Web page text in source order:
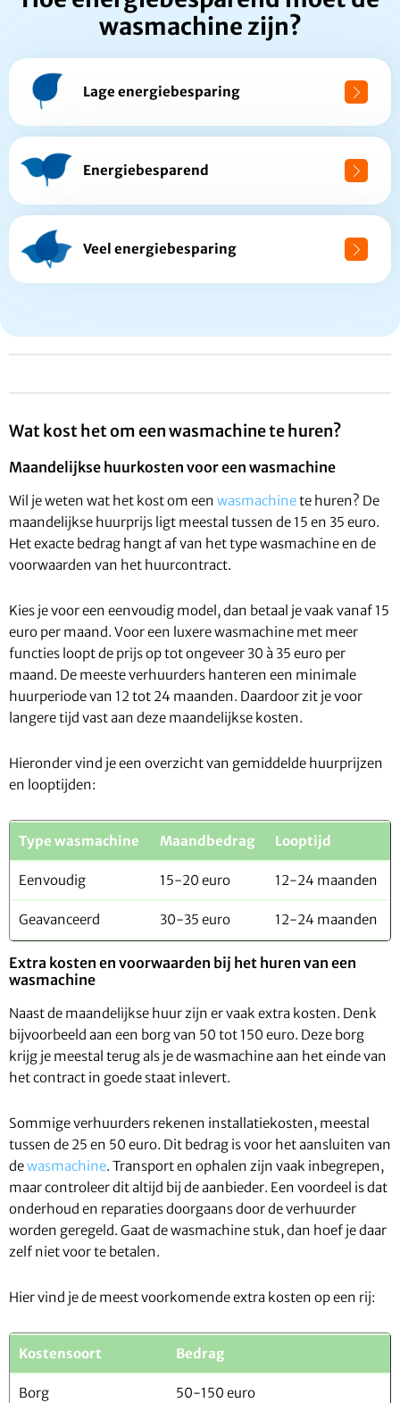
wasmachine zijn?
Lage energiebesparing
Energiebesparend
Veel energiebesparing
Wat kost het om een wasmachine te huren?
Maandelijkse huurkosten voor een wasmachine
Wil je weten wat het kost om een wasmachinete huren? De
maandelijkse huurprijs ligt meestal tussen de 15 en 35 euro.
Het exacte bedrag hangt af van het type wasmachine en de
voorwaarden van het huurcontract.
Kies je voor een eenvoudig model, dan betaal je vaak vanaf 15
euro per maand. Voor een luxere wasmachine met meer
functies loopt de prijs op tot ongeveer 30 à 35 euro per
maand. De meeste verhuurders hanteren een minimale
huurperiode van 12 tot 24 maanden. Daardoor zit je voor
langere tijd vast aan deze maandelijkse kosten.
Hieronder vind je een overzicht van gemiddelde huurprijzen
en looptijden:
Type wasmachine Maandbedrag Looptijd
Eenvoudig 15-20 euro 12-24 maanden
Geavanceerd 30-35 euro 12-24 maanden
Extra kosten en voorwaarden bij het huren van een
wasmachine
Naast de maandelijkse huur zijn er vaak extra kosten. Denk
bijvoorbeeld aan een borg van 50 tot 150 euro. Deze borg
krijg je meestal terug als je de wasmachine aan het einde van
het contract in goede staat inlevert.
Sommige verhuurders rekenen installatiekosten, meestal
tussen de 25 en 50 euro. Dit bedrag is voor het aansluiten van
dewasmachine. Transport en ophalen zijn vaak inbegrepen,
maar controleer dit altijd bij de aanbieder. Een voordeel is dat
onderhoud en reparaties doorgaans door de verhuurder
worden geregeld. Gaat de wasmachine stuk, dan hoef je daar
zelf niet voor te betalen.
Hier vind je de meest voorkomende extra kosten op een rij:
Kostensoort Bedrag
Borg 50-150 euro